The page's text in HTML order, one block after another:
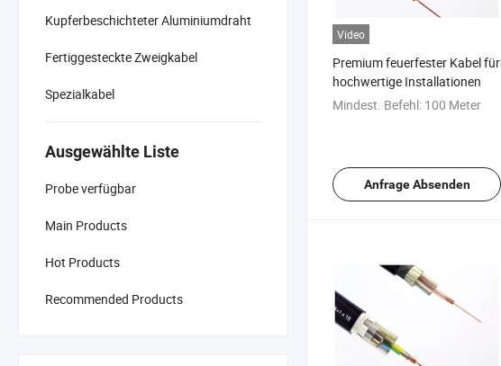
Kupferbeschichteter Aluminiumdraht
Fertiggesteckte Zweigkabel
Spezialkabel
Ausgewählte Liste
Probe verfügbar
Main Products
Hot Products
Recommended Products
Video
Premium feuerfester Kabel für
hochwertige Installationen
Mindest. Befehl: 100 Meter
Anfrage Absenden